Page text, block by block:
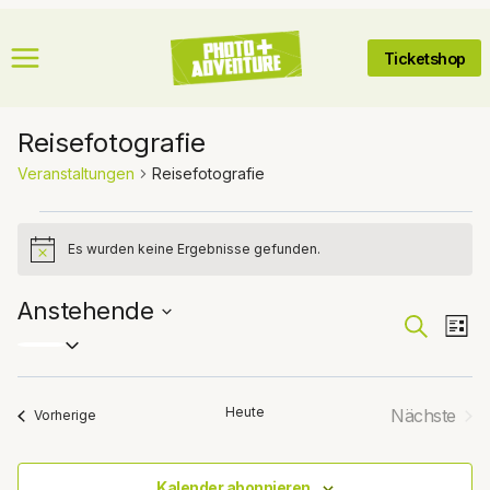
Inhalt
springen
Ticketshop
Reisefotografie
Veranstaltungen Reisefotografie
Veranstaltungen
HinweisEs wurden keine Ergebnisse gefunden.
Suche
und
SucheListe
Anstehende
Datum
wählen.
Vorherige Heute
Nächste